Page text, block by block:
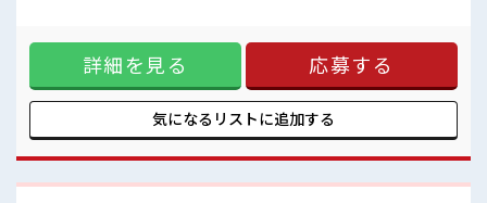
充実する≫ 場合によってはお願いすることもありますが、 残
業はほとんどナシ！ ≪機能的な制服アリ≫ 制服があるので、
毎日の服装の悩み解消♪ ≪未経験OKの仕事≫ 新しいことに
チャレンジするのは不安だけど、 しっかり働く環境が整って
います！ イチからスキルUP・ステップUP目指していきまし
ょう！ ≪収入アップを目指せる≫ 高時給だらけの派遣のお仕
ば昼寝もしちゃおう！ 持ち物が多いあなたにもぴったり☆ ロ
ッカー付き職場♪ 高収入もバッチリ目指せますよ！
詳細を見る 応募する
気になるリストに追加する